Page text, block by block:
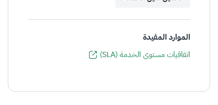
الموارد المفيدة
اتفاقيات مستوى الخدمة (SLA)